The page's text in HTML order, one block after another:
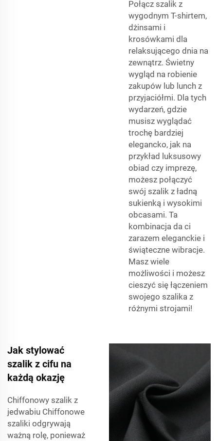
Połącz szalik z
wygodnym T-shirtem,
dżinsami i
krosówkami dla
relaksującego dnia na
zewnątrz. Świetny
wygląd na robienie
zakupów lub lunch z
przyjaciółmi. Dla tych
wydarzeń, gdzie
musisz wyglądać
trochę bardziej
elegancko, jak na
przykład luksusowy
obiad czy imprezę,
możesz połączyć
swój szalik z ładną
sukienką i wysokimi
obcasami. Ta
kombinacja da ci
zarazem eleganckie i
świąteczne wibracje.
Masz wiele
możliwości i możesz
cieszyć się łączeniem
swojego szalika z
różnymi strojami!
Jak stylować
szalik z cifu na
każdą okazję
Chiffonowy szalik z
jedwabiu Chiffonowe
szaliki odgrywają
ważną rolę, ponieważ